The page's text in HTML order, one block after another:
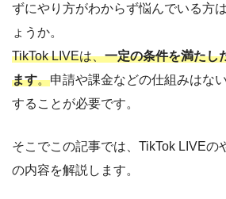
ずにやり方がわからず悩んでいる方
ょうか。
TikTok LIVEは、一定の条件を満たし
ます。申請や課金などの仕組みはな
することが必要です。
そこでこの記事では、TikTok LIVEの
の内容を解説します。